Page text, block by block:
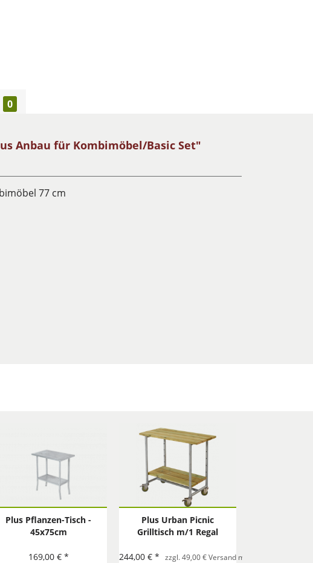
0
Anbau für Kombimöbel/Basic Set"
77 cm
Plus Pflanzen-Tisch -
45x75cm
169,00 € *
Plus Urban Picnic
Grilltisch m/1 Regal
244,00 € * zzgl. 49,00 € Versand mit Spedition pro